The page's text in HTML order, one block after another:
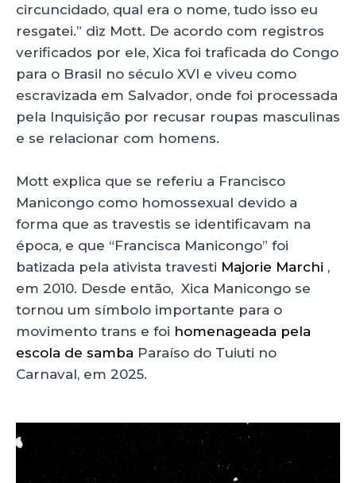
circuncidado, qual era o nome, tudo isso eu
resgatei.” diz Mott. De acordo com registros
verificados por ele, Xica foi traficada do Congo
para o Brasil no século XVI e viveu como
escravizada em Salvador, onde foi processada
pela Inquisição por recusar roupas masculinas
e se relacionar com homens.
Mott explica que se referiu a Francisco
Manicongo como homossexual devido a
forma que as travestis se identificavam na
época, e que “Francisca Manicongo” foi
batizada pela ativista travesti Majorie Marchi ,
em 2010. Desde então, Xica Manicongo se
tornou um símbolo importante para o
movimento trans e foi homenageada pela
escola de samba Paraíso do Tuiuti no
Carnaval, em 2025.